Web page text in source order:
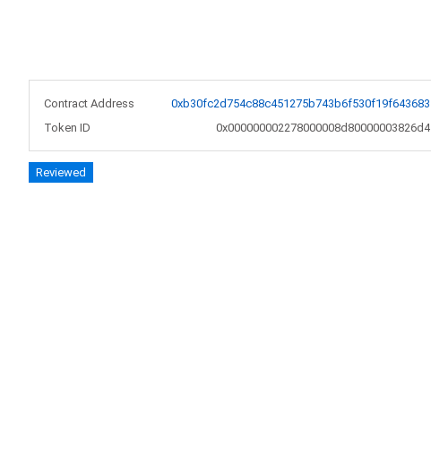
Contract Address
0xb30fc2d754c88c451275b743b6f530f19f643683
Token ID
0x000000002278000008d80000003826d4
Reviewed